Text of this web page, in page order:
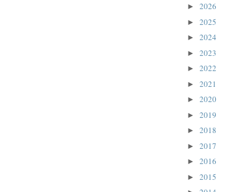
► 2026
► 2025
► 2024
► 2023
► 2022
► 2021
► 2020
► 2019
► 2018
► 2017
► 2016
► 2015